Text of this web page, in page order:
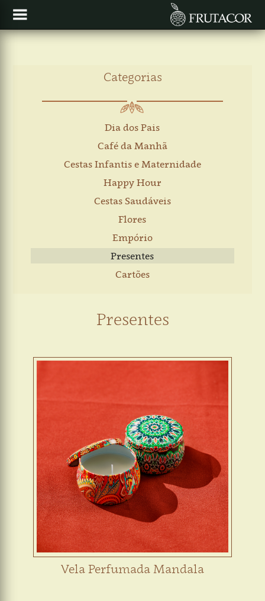
Categorias
Dia dos Pais
Café da Manhã
Cestas Infantis e Maternidade
Happy Hour
Cestas Saudáveis
Flores
Empório
Presentes
Cartões
Presentes
Vela Perfumada Mandala